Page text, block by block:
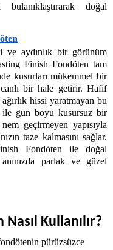
doğal
ve aydınlık bir görünüm
Finish Fondöten tam
kusurları mükemmel bir
bir hale getirir. Hafif
hissi yaratmayan bu
ile gün boyu kusursuz bir
geçirmeyen yapısıyla
taze kalmasını sağlar.
Fondöten ile doğal
parlak ve güzel
Kullanılır?
pürüzsüzce